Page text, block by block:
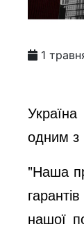
1
одним з
"Наша
нашої